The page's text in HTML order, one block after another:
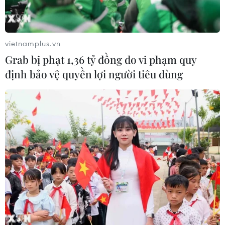
toán
07/08/2026 06:21
Thanh Hóa công khai danh sách gần
880 đơn vị chậm đóng bảo hiểm
07/08/2026 01:49
Mỹ áp thuế 15% đối với nguyên liệu
quan trọng để sản xuất chip
07/08/2026 00:56
Đảng Cộng hòa đề xuất dự luật trao
thêm thẩm quyền thuế quan cho ông
Trump
vietnamplus.vn
Grab bị phạt 1,36 tỷ đồng do vi phạm quy
định bảo vệ quyền lợi người tiêu dùng